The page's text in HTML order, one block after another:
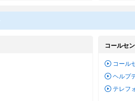
コールセ
コール
ヘルプ
テレフ